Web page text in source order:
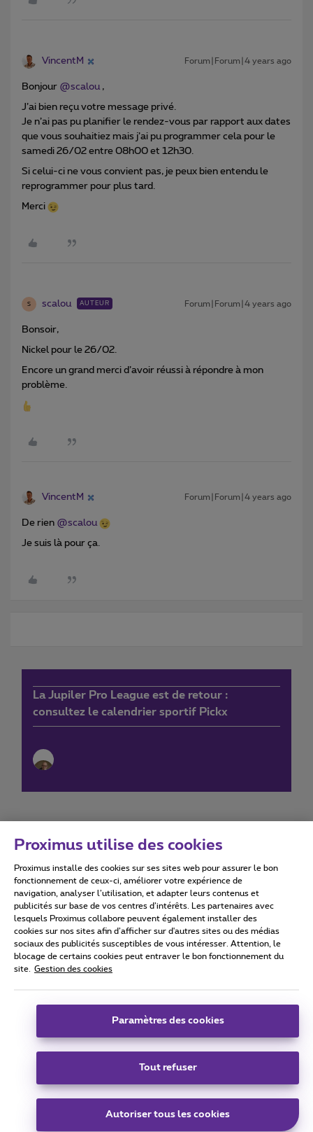
VincentM Forum|Forum|4 years ago
Bonjour @scalou,
J’ai bien reçu votre message privé.
Je n’ai pas pu planifier le rendez-vous par rapport aux dates
que vous souhaitiez mais j’ai pu programmer cela pour le
samedi 26/02 entre 08h00 et 12h30.
Si celui-ci ne vous convient pas, je peux bien entendu le
reprogrammer pour plus tard.
Merci
S scalou AUTEUR Forum|Forum|4 years ago
Bonsoir,
Nickel pour le 26/02.
Encore un grand merci d’avoir réussi à répondre à mon
problème.
VincentM Forum|Forum|4 years ago
De rien @scalou
Je suis là pour ça.
La Jupiler Pro League est de retour :
consultez le calendrier sportif Pickx
Conditions d'utilisation Accessibility statement
Tous droits réservés. © 2026 Proximus
Conditions générales, info consommateur
Coordonnées de l’entreprise
Boulevard du Roi Albert II 27 - B-1030 Bruxelles.
Carrier & Wholesale Solutions
|Telindus
Proximus utilise des cookies
Proximus installe des cookies sur ses sites web pour assurer le bon
fonctionnement de ceux-ci, améliorer votre expérience de
navigation, analyser l’utilisation, et adapter leurs contenus et
publicités sur base de vos centres d’intérêts. Les partenaires avec
lesquels Proximus collabore peuvent également installer des
cookies sur nos sites afin d’afficher sur d'autres sites ou des médias
sociaux des publicités susceptibles de vous intéresser. Attention, le
blocage de certains cookies peut entraver le bon fonctionnement du
site.
Gestion des cookies
Paramètres des cookies
Tout refuser
Autoriser tous les cookies